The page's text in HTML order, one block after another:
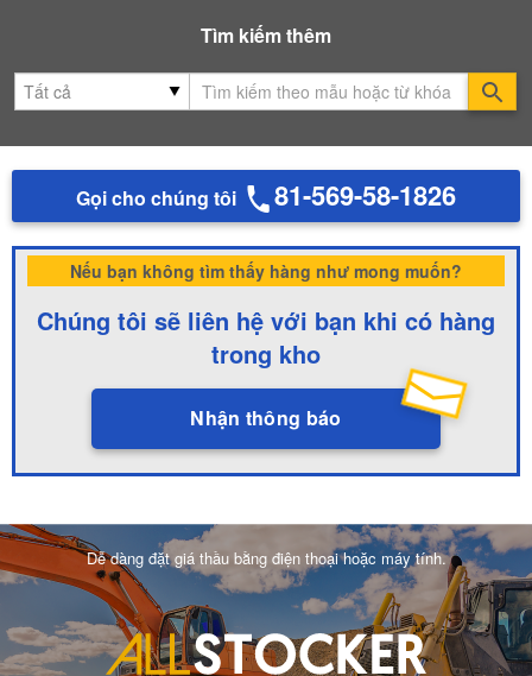
Tìm kiếm thêm
Gọi cho chúng tôi 81-569-58-1826
Nếu bạn không tìm thấy hàng như mong muốn?
Chúng tôi sẽ liên hệ với bạn khi có hàng
trong kho
Nhận thông báo
Dễ dàng đặt giá thầu bằng điện thoại hoặc máy tính.